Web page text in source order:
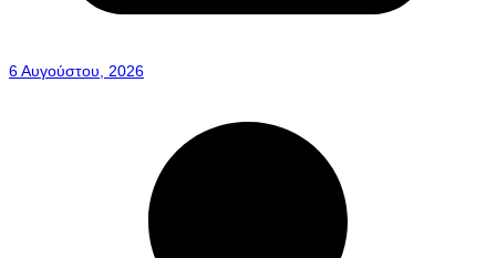
6 Αυγούστου, 2026